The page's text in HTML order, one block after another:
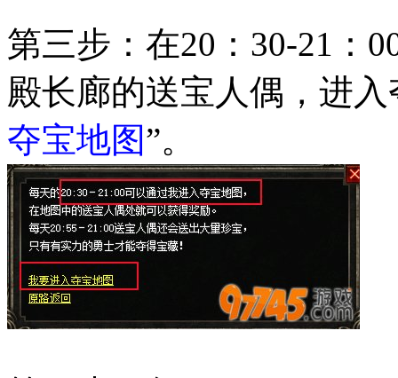
第三步：在20：30-21：
殿长廊的送宝人偶，进
夺宝地图”。